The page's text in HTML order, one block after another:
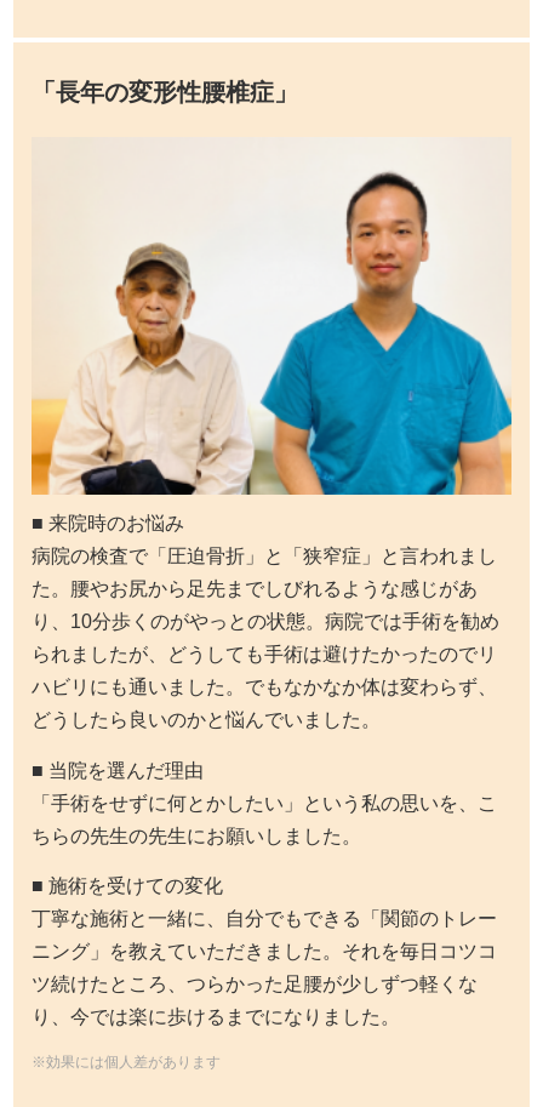
「長年の変形性腰椎症」
■ 来院時のお悩み
病院の検査で「圧迫骨折」と「狭窄症」と言われまし
た。腰やお尻から足先までしびれるような感じがあ
り、10分歩くのがやっとの状態。病院では手術を勧め
られましたが、どうしても手術は避けたかったのでリ
ハビリにも通いました。でもなかなか体は変わらず、
どうしたら良いのかと悩んでいました。
■ 当院を選んだ理由
「手術をせずに何とかしたい」という私の思いを、こ
ちらの先生の先生にお願いしました。
■ 施術を受けての変化
丁寧な施術と一緒に、自分でもできる「関節のトレー
ニング」を教えていただきました。それを毎日コツコ
ツ続けたところ、つらかった足腰が少しずつ軽くな
り、今では楽に歩けるまでになりました。
※効果には個人差があります